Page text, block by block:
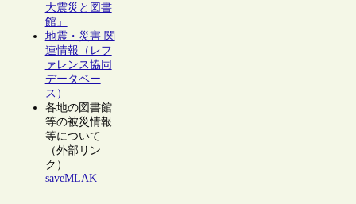
大震災と図書
館」
地震・災害 関
連情報（レフ
ァレンス協同
データベー
ス）
各地の図書館
等の被災情報
等について
（外部リン
ク）
saveMLAK